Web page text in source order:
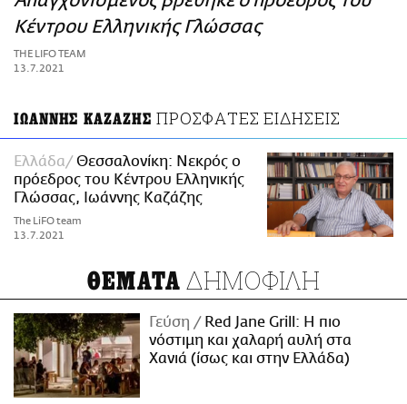
ΑΜΠΑ
PRINT
Κέντρου Ελληνικής Γλώσσας
THE LIFO TEAM
13.7.2021
ΙΩΑΝΝΗΣ ΚΑΖΑΖΗΣ ΠΡΟΣΦΑΤΕΣ ΕΙΔΗΣΕΙΣ
Ελλάδα
Θεσσαλονίκη: Νεκρός ο
πρόεδρος του Κέντρου Ελληνικής
Γλώσσας, Ιωάννης Καζάζης
The LiFO team
13.7.2021
ΘΕΜΑΤΑ ΔΗΜΟΦΙΛΗ
Γεύση
Red Jane Grill: Η πιο
νόστιμη και χαλαρή αυλή στα
Χανιά (ίσως και στην Ελλάδα)